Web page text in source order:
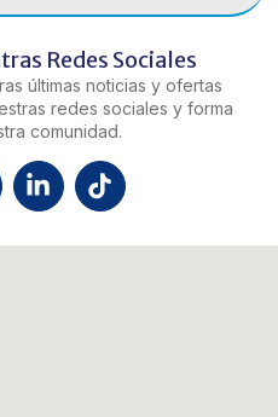
Redes Sociales
últimas noticias y ofertas
redes sociales y forma
comunidad.